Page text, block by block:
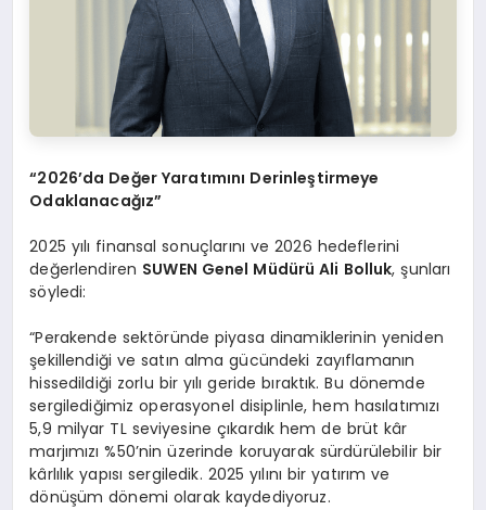
“2026’da Değer Yaratımını Derinleştirmeye
Odaklanacağız”
2025 yılı finansal sonuçlarını ve 2026 hedeflerini
değerlendiren SUWEN Genel Müdürü Ali Bolluk, şunları
söyledi:
“Perakende sektöründe piyasa dinamiklerinin yeniden
şekillendiği ve satın alma gücündeki zayıflamanın
hissedildiği zorlu bir yılı geride bıraktık. Bu dönemde
sergilediğimiz operasyonel disiplinle, hem hasılatımızı
5,9 milyar TL seviyesine çıkardık hem de brüt kâr
marjımızı %50’nin üzerinde koruyarak sürdürülebilir bir
kârlılık yapısı sergiledik. 2025 yılını bir yatırım ve
dönüşüm dönemi olarak kaydediyoruz.